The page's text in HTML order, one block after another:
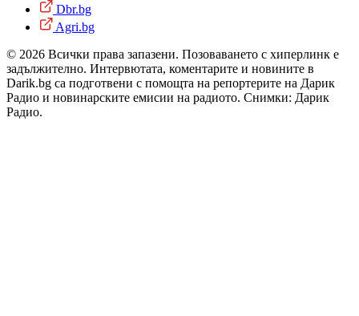
Dbr.bg
Agri.bg
© 2026 Всички права запазени. Позоваването с хиперлинк е
задължително. Интервютата, коментарите и новините в
Darik.bg са подготвени с помощта на репортерите на Дарик
Радио и новинарските емисии на радиото. Снимки: Дарик
Радио.